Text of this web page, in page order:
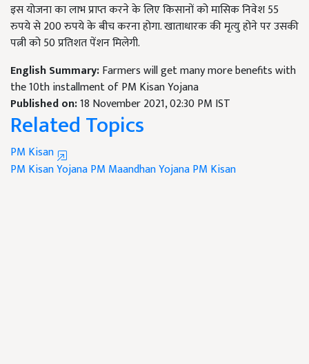
इस योजना का लाभ प्राप्त करने के लिए किसानों को मासिक निवेश 55
रुपये से 200 रुपये के बीच करना होगा. खाताधारक की मृत्यु होने पर उसकी
पत्नी को 50 प्रतिशत पेंशन मिलेगी.
English Summary:Farmers will get many more benefits with
the 10th installment of PM Kisan Yojana
Published on:18 November 2021, 02:30 PM IST
Related Topics
PM Kisan
PM Kisan YojanaPM Maandhan YojanaPM Kisan